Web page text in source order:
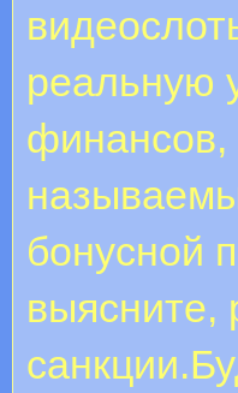
реальную
бонусной
выясните,